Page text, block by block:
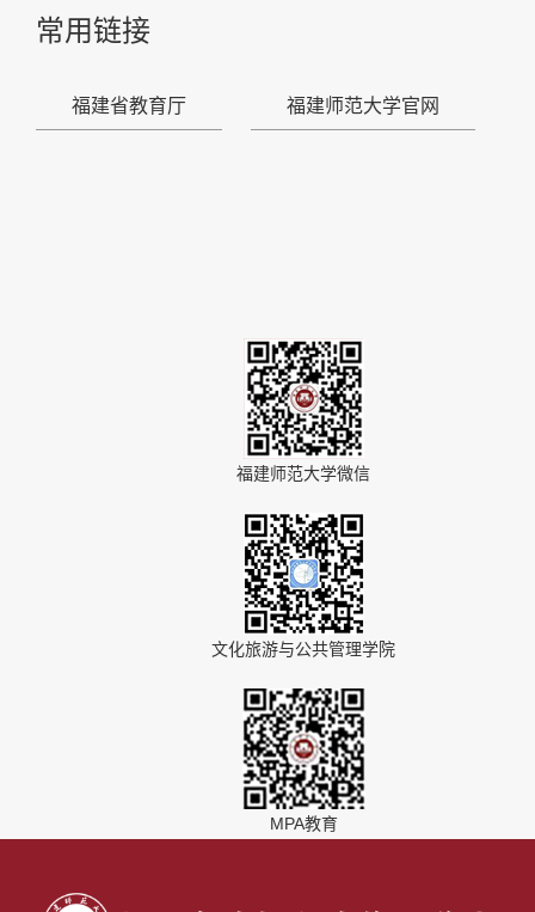
常用链接
福建省教育厅 福建师范大学官网
福建师范大学微信
文化旅游与公共管理学院
MPA教育